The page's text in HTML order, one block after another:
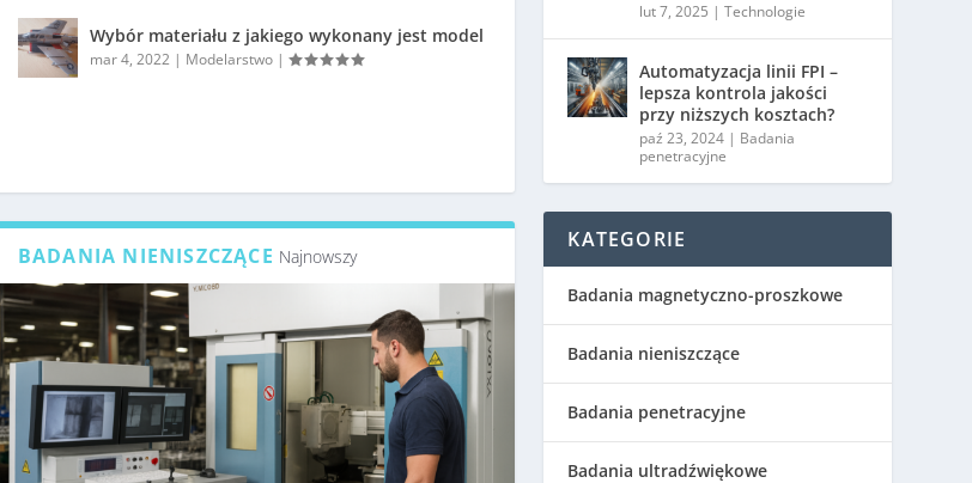
Wybór materiału z jakiego wykonany jest model
mar 4, 2022 | Modelarstwo|
BADANIA NIENISZCZĄCE Najnowszy
lut 7, 2025 |Technologie
Automatyzacja linii FPI –
lepsza kontrola jakości
przy niższych kosztach?
paź 23, 2024 | Badania
penetracyjne
KATEGORIE
Badania magnetyczno-proszkowe
Badania nieniszczące
Badania penetracyjne
Badania ultradźwiękowe